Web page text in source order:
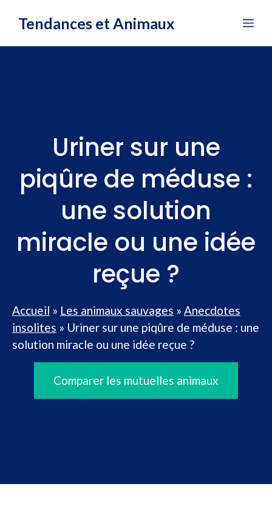
Tendances et Animaux
Uriner sur une
piqûre de méduse :
une solution
miracle ou une idée
reçue ?
Accueil » Les animaux sauvages » Anecdotes
insolites » Uriner sur une piqûre de méduse : une
solution miracle ou une idée reçue ?
Comparer les mutuelles animaux